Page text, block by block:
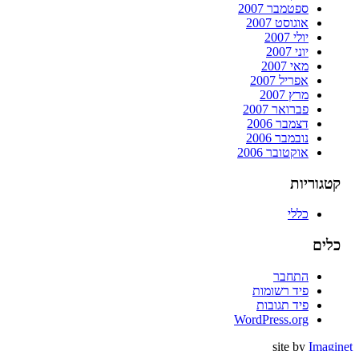
ספטמבר 2007
אוגוסט 2007
יולי 2007
יוני 2007
מאי 2007
אפריל 2007
מרץ 2007
פברואר 2007
דצמבר 2006
נובמבר 2006
אוקטובר 2006
קטגוריות
כללי
כלים
התחבר
פיד רשומות
פיד תגובות
WordPress.org
site by Imaginet